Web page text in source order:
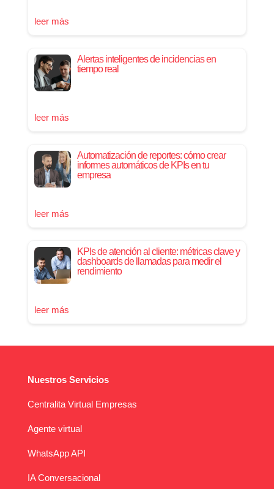
leer más
Alertas inteligentes de incidencias en
tiempo real
leer más
Automatización de reportes: cómo crear
informes automáticos de KPIs en tu
empresa
leer más
KPIs de atención al cliente: métricas clave y
dashboards de llamadas para medir el
rendimiento
leer más
Nuestros Servicios
Centralita Virtual Empresas
Agente virtual
WhatsApp API
IA Conversacional